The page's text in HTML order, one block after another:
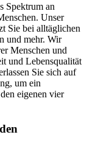
Spektrum an
Unser
Sie bei alltäglichen
und mehr. Wir
Menschen und
und Lebensqualität
Sie sich auf
um ein
eigenen vier